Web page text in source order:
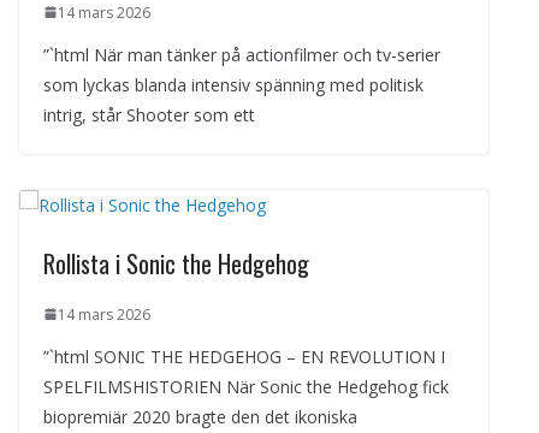
14 mars 2026
”`html När man tänker på actionfilmer och tv-serier
som lyckas blanda intensiv spänning med politisk
intrig, står Shooter som ett
Rollista i Sonic the Hedgehog
14 mars 2026
”`html SONIC THE HEDGEHOG – EN REVOLUTION I
SPELFILMSHISTORIEN När Sonic the Hedgehog fick
biopremiär 2020 bragte den det ikoniska